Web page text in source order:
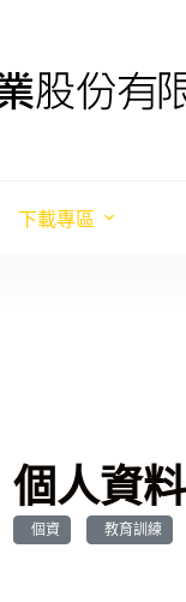
下載專區
個人資
個資 教育訓練